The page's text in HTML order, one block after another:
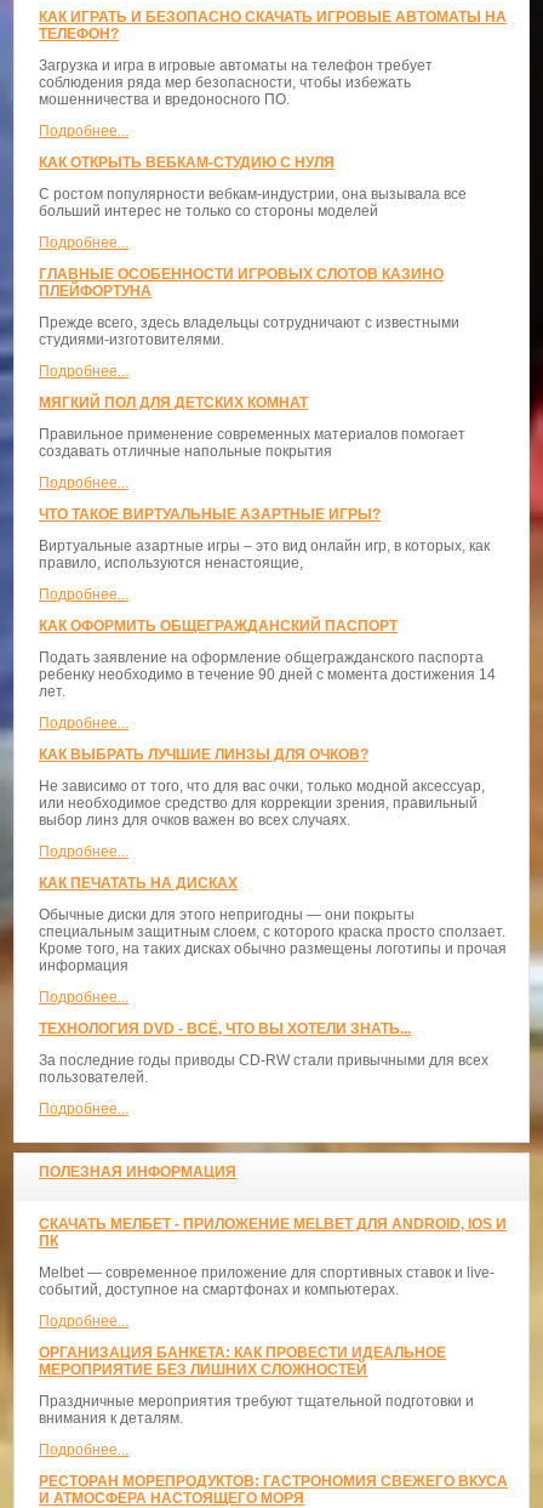
КАК ИГРАТЬ И БЕЗОПАСНО СКАЧАТЬ ИГРОВЫЕ АВТОМАТЫ НА
ТЕЛЕФОН?
Загрузка и игра в игровые автоматы на телефон требует
соблюдения ряда мер безопасности, чтобы избежать
мошенничества и вредоносного ПО.
Подробнее...
КАК ОТКРЫТЬ ВЕБКАМ-СТУДИЮ С НУЛЯ
С ростом популярности вебкам-индустрии, она вызывала все
больший интерес не только со стороны моделей
Подробнее...
ГЛАВНЫЕ ОСОБЕННОСТИ ИГРОВЫХ СЛОТОВ КАЗИНО
ПЛЕЙФОРТУНА
Прежде всего, здесь владельцы сотрудничают с известными
студиями-изготовителями.
Подробнее...
МЯГКИЙ ПОЛ ДЛЯ ДЕТСКИХ КОМНАТ
Правильное применение современных материалов помогает
создавать отличные напольные покрытия
Подробнее...
ЧТО ТАКОЕ ВИРТУАЛЬНЫЕ АЗАРТНЫЕ ИГРЫ?
Виртуальные азартные игры – это вид онлайн игр, в которых, как
правило, используются ненастоящие,
Подробнее...
КАК ОФОРМИТЬ ОБЩЕГРАЖДАНСКИЙ ПАСПОРТ
Подать заявление на оформление общегражданского паспорта
ребенку необходимо в течение 90 дней с момента достижения 14
лет.
Подробнее...
КАК ВЫБРАТЬ ЛУЧШИЕ ЛИНЗЫ ДЛЯ ОЧКОВ?
Не зависимо от того, что для вас очки, только модной аксессуар,
или необходимое средство для коррекции зрения, правильный
выбор линз для очков важен во всех случаях.
Подробнее...
КАК ПЕЧАТАТЬ НА ДИСКАХ
Обычные диски для этого непригодны — они покрыты
специальным защитным слоем, с которого краска просто сползает.
Кроме того, на таких дисках обычно размещены логотипы и прочая
информация
Подробнее...
ТЕХНОЛОГИЯ DVD - ВСЁ, ЧТО ВЫ ХОТЕЛИ ЗНАТЬ...
За последние годы приводы CD-RW стали привычными для всех
пользователей.
Подробнее...
ПОЛЕЗНАЯ ИНФОРМАЦИЯ
СКАЧАТЬ МЕЛБЕТ - ПРИЛОЖЕНИЕ MELBET ДЛЯ ANDROID, IOS И
ПК
Melbet — современное приложение для спортивных ставок и live-
событий, доступное на смартфонах и компьютерах.
Подробнее...
ОРГАНИЗАЦИЯ БАНКЕТА: КАК ПРОВЕСТИ ИДЕАЛЬНОЕ
МЕРОПРИЯТИЕ БЕЗ ЛИШНИХ СЛОЖНОСТЕЙ
Праздничные мероприятия требуют тщательной подготовки и
внимания к деталям.
Подробнее...
РЕСТОРАН МОРЕПРОДУКТОВ: ГАСТРОНОМИЯ СВЕЖЕГО ВКУСА
И АТМОСФЕРА НАСТОЯЩЕГО МОРЯ